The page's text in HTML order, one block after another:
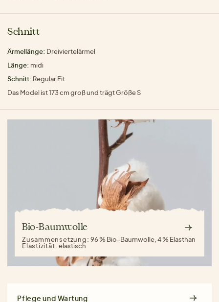
Schnitt
Ärmellänge: Dreiviertelärmel
Länge: midi
Schnitt: Regular Fit
Das Model ist 173 cm groß und trägt Größe S
Bio-Baumwolle
Zusammensetzung:96 % Bio-Baumwolle, 4 % Elasthan
Elastizität:elastisch
Pflege und Wartung